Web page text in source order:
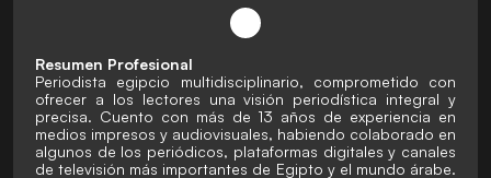
Resumen Profesional
Periodista egipcio multidisciplinario, comprometido con
ofrecer a los lectores una visión periodística integral y
precisa. Cuento con más de 13 años de experiencia en
medios impresos y audiovisuales, habiendo colaborado en
algunos de los periódicos, plataformas digitales y canales
de televisión más importantes de Egipto y el mundo árabe.